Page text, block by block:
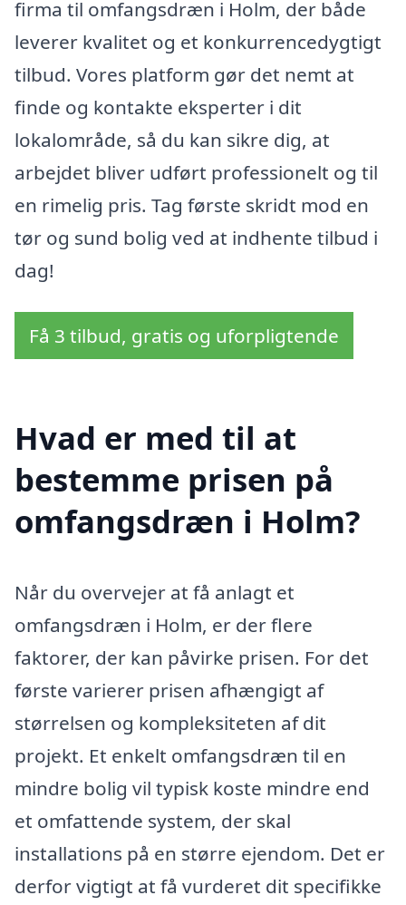
firma til omfangsdræn i Holm, der både
leverer kvalitet og et konkurrencedygtigt
tilbud. Vores platform gør det nemt at
finde og kontakte eksperter i dit
lokalområde, så du kan sikre dig, at
arbejdet bliver udført professionelt og til
en rimelig pris. Tag første skridt mod en
tør og sund bolig ved at indhente tilbud i
dag!
Få 3 tilbud, gratis og uforpligtende
Hvad er med til at
bestemme prisen på
omfangsdræn i Holm?
Når du overvejer at få anlagt et
omfangsdræn i Holm, er der flere
faktorer, der kan påvirke prisen. For det
første varierer prisen afhængigt af
størrelsen og kompleksiteten af dit
projekt. Et enkelt omfangsdræn til en
mindre bolig vil typisk koste mindre end
et omfattende system, der skal
installations på en større ejendom. Det er
derfor vigtigt at få vurderet dit specifikke